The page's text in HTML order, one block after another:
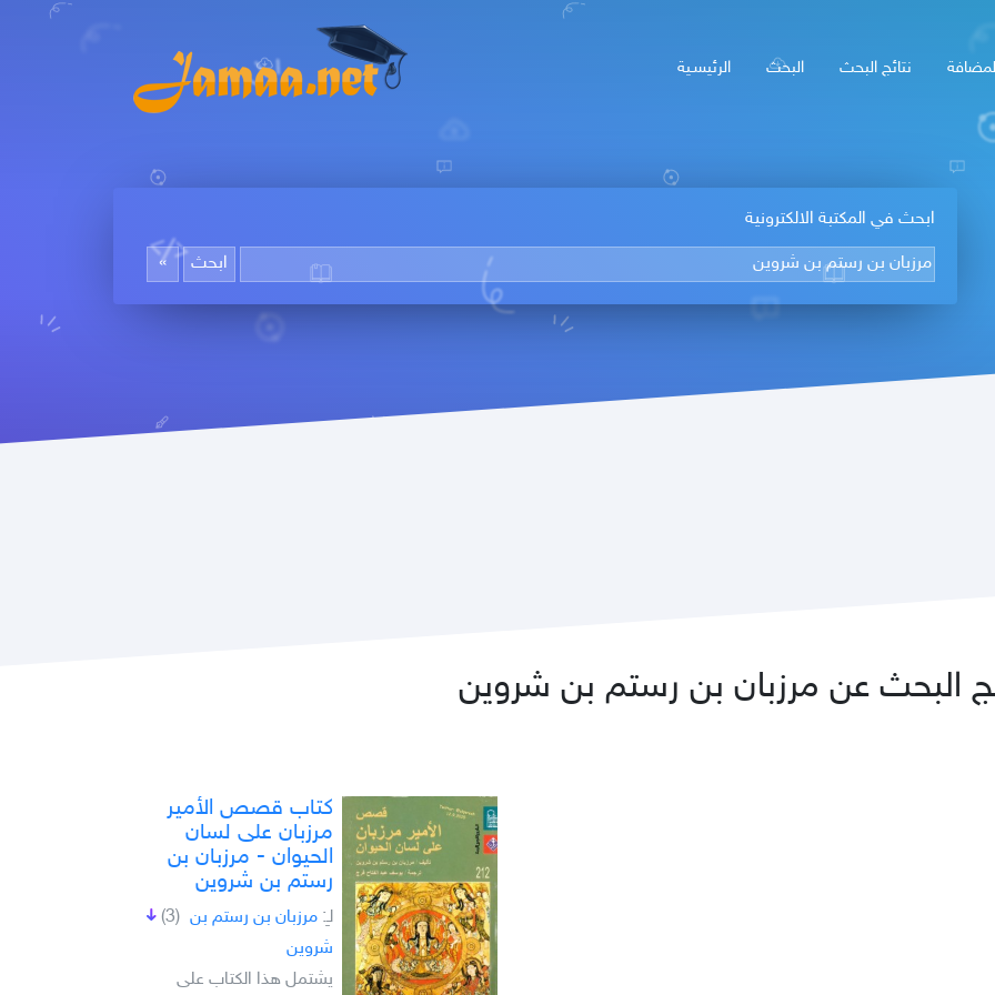
الرئيسـية البحث نتائج البحث
ابحث في المكتبة الالكترونية
البحث عن مرزبان بن رستم بن شروين
كتاب قصص الأمير
مرزبان على لسان
الحيوان - مرزبان بن
رستم بن شروين
(3) لـِ: مرزبان بن رستم بن
شروين
يشتمل هذا الكتاب على